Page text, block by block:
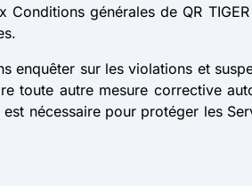
générales de QR
enquêter sur les violations et
toute autre mesure corrective
nécessaire pour protéger les